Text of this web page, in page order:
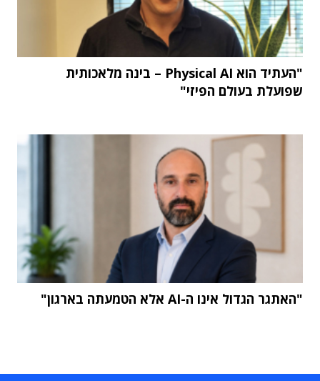
"העתיד הוא Physical AI – בינה מלאכותית
שפועלת בעולם הפיזי"
"האתגר הגדול אינו ה-AI אלא הטמעתה בארגון"